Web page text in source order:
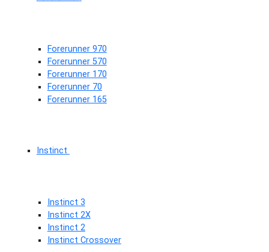
Forerunner 970
Forerunner 570
Forerunner 170
Forerunner 70
Forerunner 165
Instinct
Instinct 3
Instinct 2X
Instinct 2
Instinct Crossover